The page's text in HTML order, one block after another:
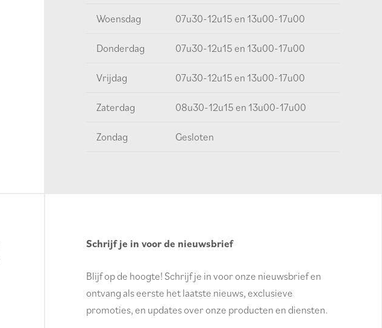
Woensdag 07u30-12u15 en 13u00-17u00
Donderdag 07u30-12u15 en 13u00-17u00
Vrijdag 07u30-12u15 en 13u00-17u00
Zaterdag 08u30-12u15 en 13u00-17u00
Zondag Gesloten
Schrijf je in voor de nieuwsbrief
Blijf op de hoogte! Schrijf je in voor onze nieuwsbrief en
ontvang als eerste het laatste nieuws, exclusieve
promoties, en updates over onze producten en diensten.